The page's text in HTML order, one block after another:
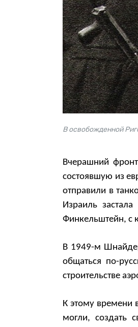
В освобожденной
Вчерашний
состоявшую из
отправили в
Израиль
Финкельштейн, с
В 1949-м
общаться по-
строительстве
К этому времени
могли, создать